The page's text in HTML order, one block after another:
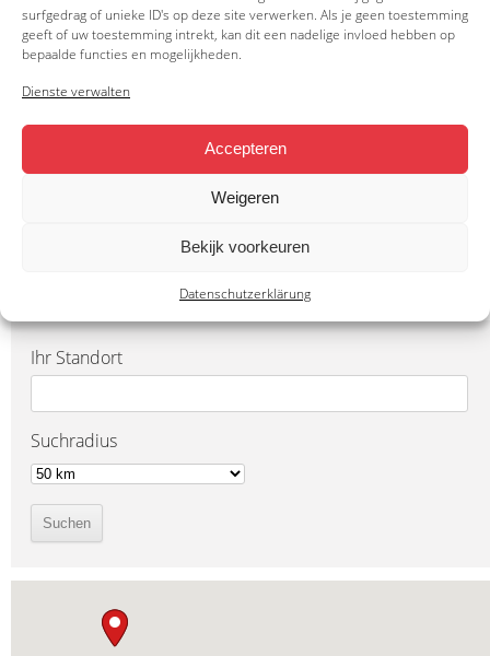
surfgedrag of unieke ID's op deze site verwerken. Als je geen toestemming
geeft of uw toestemming intrekt, kan dit een nadelige invloed hebben op
bepaalde functies en mogelijkheden.
Dienste verwalten
Accepteren
Weigeren
Bekijk voorkeuren
Datenschutzerklärung
Ihr Anhänger, Ihre Wahl
Bei Henra setzen wir auf Qualität und individuelle
Mit unserem Zubehörsortiment passen Sie IhrenHochlader
genau an Ihre Anforderungen an – zuverlässig, professionell
und hochwertig.
Wenden Sie sich an einen Henra-Händler in Ihrer Nähe. Wir
beraten Sie gerne persönlich.
Ihr Standort
Suchradius